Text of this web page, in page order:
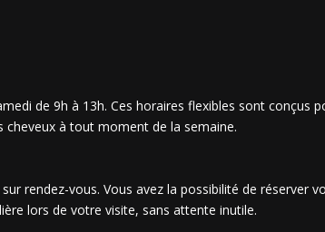
de 9h à 13h. Ces horaires flexibles sont conçus
à tout moment de la semaine.
rendez-vous. Vous avez la possibilité de réserver
lors de votre visite, sans attente inutile.